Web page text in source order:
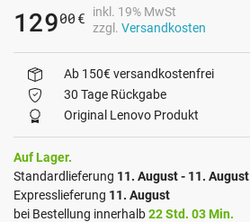
12900 €
inkl. 19% MwSt
zzgl. Versandkosten
Ab 150€ versandkostenfrei
30 Tage Rückgabe
Original Lenovo Produkt
Auf Lager.
Standardlieferung 11. August - 11. August
Expresslieferung 11. August
bei Bestellung innerhalb22 Std. 03 Min.